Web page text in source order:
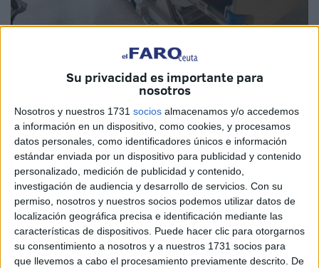
Su privacidad es importante para
nosotros
Nosotros y nuestros 1731 socios almacenamos y/o accedemos
a información en un dispositivo, como cookies, y procesamos
datos personales, como identificadores únicos e información
estándar enviada por un dispositivo para publicidad y contenido
personalizado, medición de publicidad y contenido,
investigación de audiencia y desarrollo de servicios. Con su
permiso, nosotros y nuestros socios podemos utilizar datos de
localización geográfica precisa e identificación mediante las
características de dispositivos. Puede hacer clic para otorgarnos
su consentimiento a nosotros y a nuestros 1731 socios para
que llevemos a cabo el procesamiento previamente descrito. De
El Instituto Nacional de Gestión Sanitaria (Ingesa) ha
culminado con éxito la renovación completa de las14
camas en la Unidad de Cuidados Intensivos (UCI) del
Hospital Universitariode Ceuta.
Las nuevas camas ya se encuentran operativas e
instaladas en esta ubicación, “marcando una mejora
significativa en la atención sanitaria crítica de la ciudad
autónoma”, informan desde el organismo dependiente del